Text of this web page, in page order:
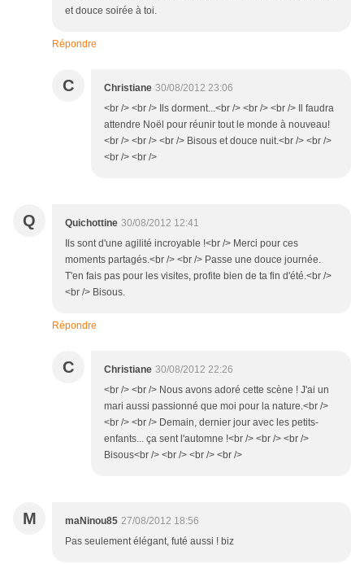
et douce soirée à toi.
Répondre
C Christiane 30/08/2012 23:06
<br /> <br /> Ils dorment...<br /> <br /> <br /> Il faudra
attendre Noël pour réunir tout le monde à nouveau!
<br /> <br /> <br /> Bisous et douce nuit.<br /> <br />
<br /> <br />
Q Quichottine 30/08/2012 12:41
Ils sont d'une agilité incroyable !<br /> Merci pour ces
moments partagés.<br /> <br /> Passe une douce journée.
T'en fais pas pour les visites, profite bien de ta fin d'été.<br />
<br /> Bisous.
Répondre
C Christiane 30/08/2012 22:26
<br /> <br /> Nous avons adoré cette scène ! J'ai un
mari aussi passionné que moi pour la nature.<br />
<br /> <br /> Demain, dernier jour avec les petits-
enfants... ça sent l'automne !<br /> <br /> <br />
Bisous<br /> <br /> <br /> <br />
M maNinou85 27/08/2012 18:56
Pas seulement élégant, futé aussi ! biz